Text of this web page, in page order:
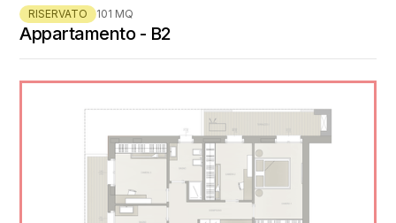
RISERVATO 101 MQ
Appartamento - B2